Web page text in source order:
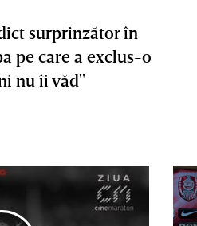
surprinzător în
pe care a exclus-o
nu îi văd"